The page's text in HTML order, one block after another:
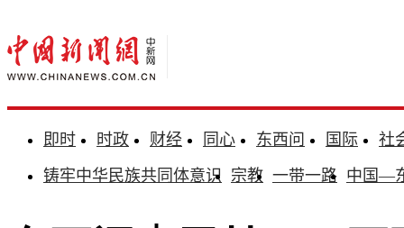
即时 时政 财经 同心 东西问 国际
社
铸牢中华民族共同体意识 宗教 一带一路 中国—